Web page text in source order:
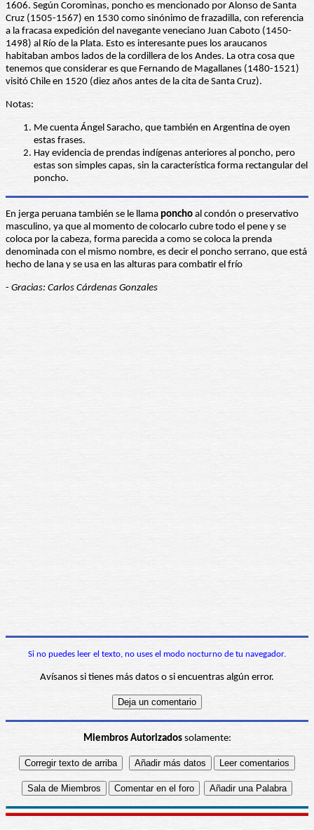
1606. Según Corominas, poncho es mencionado por Alonso de Santa
Cruz (1505-1567) en 1530 como sinónimo de frazadilla, con referencia
a la fracasa expedición del navegante veneciano Juan Caboto (1450-
1498) al Río de la Plata. Esto es interesante pues los araucanos
habitaban ambos lados de la cordillera de los Andes. La otra cosa que
tenemos que considerar es que Fernando de Magallanes (1480-1521)
visitó Chile en 1520 (diez años antes de la cita de Santa Cruz).
Notas:
Me cuenta Ángel Saracho, que también en Argentina de oyen
estas frases.
Hay evidencia de prendas indígenas anteriores al poncho, pero
estas son simples capas, sin la característica forma rectangular del
poncho.
En jerga peruana también se le llama poncho al condón o preservativo
masculino, ya que al momento de colocarlo cubre todo el pene y se
coloca por la cabeza, forma parecida a como se coloca la prenda
denominada con el mismo nombre, es decir el poncho serrano, que está
hecho de lana y se usa en las alturas para combatir el frío
- Gracias: Carlos Cárdenas Gonzales
Si no puedes leer el texto, no uses el modo nocturno de tu navegador.
Avísanos si tienes más datos o si encuentras algún error.
Miembros Autorizadossolamente: